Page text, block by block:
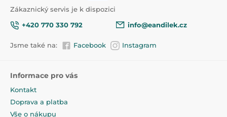
Zákaznický servis je k dispozici
+420 770 330 792
info@eandilek.cz
Jsme také na: Facebook Instagram
Informace pro vás
Kontakt
Doprava a platba
Vše o nákupu